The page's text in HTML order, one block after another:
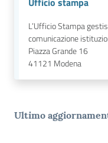
L’Ufficio Stampa
comunicazione
Piazza Grande 16
41121 Modena
Ultimo